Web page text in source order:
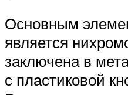
Основным
является
заключена в
с пластиковой